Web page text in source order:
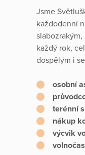
Jsme
každodenní
každý rok,
dospělým i
osobní
terénní
nákup
výcvik